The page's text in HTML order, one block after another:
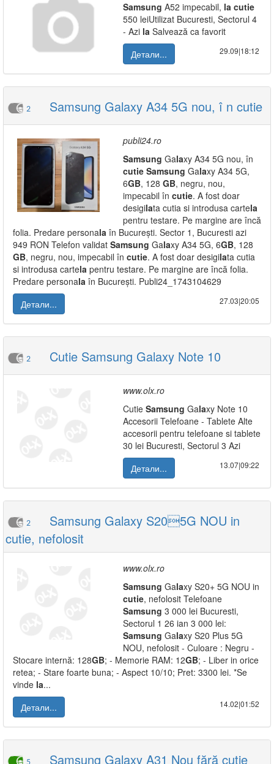
Samsung A52 impecabil, la cutie
550 leiUtilizat Bucuresti, Sectorul 4
- Azi la Salvează ca favorit
Детали...
29.09|18:12
2 Samsung Galaxy A34 5G nou, î n cutie
publi24.ro
Samsung Galaxy A34 5G nou, în
cutie Samsung Galaxy A34 5G,
6GB, 128 GB, negru, nou,
impecabil în cutie. A fost doar
desigilata cutia si introdusa cartela
pentru testare. Pe margine are încă
folia. Predare personala în București. Sector 1, Bucuresti azi
949 RON Telefon validat Samsung Galaxy A34 5G, 6GB, 128
GB, negru, nou, impecabil în cutie. A fost doar desigilata cutia
si introdusa cartela pentru testare. Pe margine are încă folia.
Predare personala în București. Publi24_1743104629
Детали...
27.03|20:05
2 Cutie Samsung Galaxy Note 10
www.olx.ro
Cutie Samsung Galaxy Note 10
Accesorii Telefoane - Tablete Alte
accesorii pentru telefoane si tablete
30 lei Bucuresti, Sectorul 3 Azi
Детали...
13.07|09:22
2
Samsung Galaxy S205G NOU in
cutie, nefolosit
www.olx.ro
Samsung Galaxy S20+ 5G NOU in
cutie, nefolosit Telefoane
Samsung 3 000 lei Bucuresti,
Sectorul 1 26 ian 3 000 lei:
Samsung Galaxy S20 Plus 5G
NOU, nefolosit - Culoare : Negru -
Stocare internă: 128GB; - Memorie RAM: 12GB; - Liber in orice
retea; - Stare foarte buna; - Aspect 10/10; Pret: 3300 lei. *Se
vinde la...
Детали...
14.02|01:52
Samsung Galaxy A31 Nou fără cutie